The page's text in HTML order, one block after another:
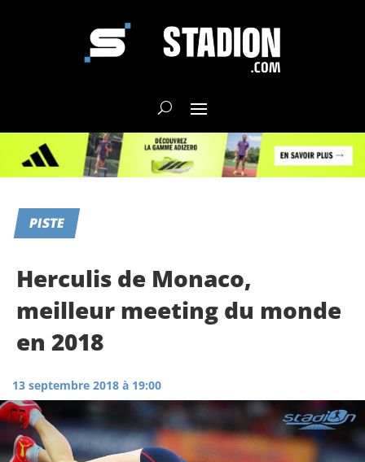
PISTE
Herculis de Monaco,
meilleur meeting du monde
en 2018
13 septembre 2018 à 19:00